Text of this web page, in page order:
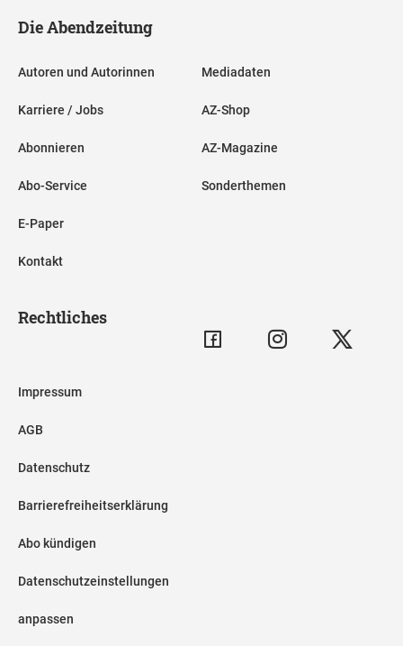
Die Abendzeitung
Autoren und Autorinnen
Karriere / Jobs
Abonnieren
Abo-Service
E-Paper
Kontakt
Mediadaten
AZ-Shop
AZ-Magazine
Sonderthemen
Rechtliches
Impressum
AGB
Datenschutz
Barrierefreiheitserklärung
Abo kündigen
Datenschutzeinstellungen
anpassen